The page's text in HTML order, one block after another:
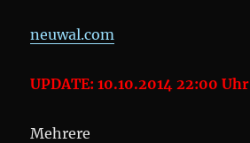
neuwal.com
UPDATE: 10.10.2014 22:00 Uhr
Mehrere